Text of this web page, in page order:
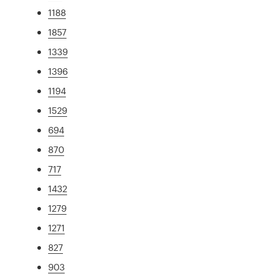
1188
1857
1339
1396
1194
1529
694
870
717
1432
1279
1271
827
903